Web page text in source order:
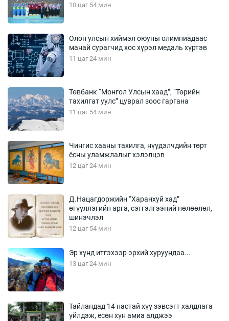
10 цаг 54 мин
Олон улсын хиймэл оюуны олимпиадаас
манай сурагчид хос хүрэл медаль хүртэв
11 цаг 24 мин
Төвбанк “Монгол Улсын хаад”, “Төрийн
тахилгат уулс” цуврал зоос гаргана
11 цаг 54 мин
Чингис хааны тахилга, нүүдэлчдийн төрт
ёсны уламжлалыг хэлэлцэв
12 цаг 24 мин
Д.Нацагдоржийн “Харанхуй хад”
өгүүллэгийн арга, сэтгэлгээний нөлөөлөл,
шинэчлэл
12 цаг 54 мин
Эр хүнд итгэхээр эрхий хуруундаа...
13 цаг 24 мин
Тайландад 14 настай хүү зэвсэгт халдлага
үйлдэж, есөн хүн амиа алджээ